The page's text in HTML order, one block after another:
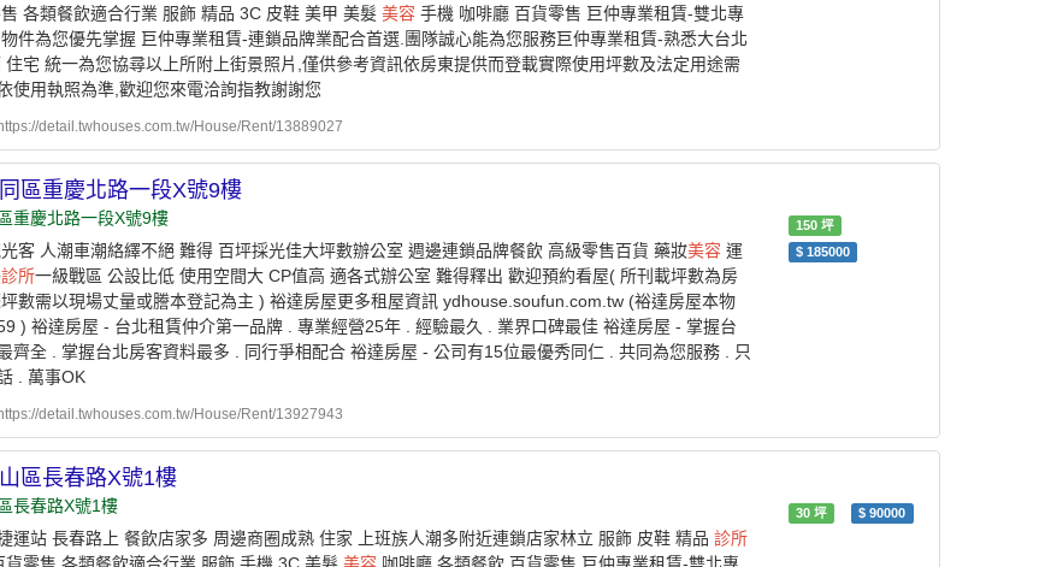
各類餐飲適合行業 服飾 精品 3C 皮鞋 美甲 美髮 美容 手機 咖啡廳 百貨零售 巨仲專業租賃-雙北專
件為您優先掌握 巨仲專業租賃-連鎖品牌業配合首選.團隊誠心能為您服務巨仲專業租賃-熟悉大台北
住宅 統一為您協尋以上所附上街景照片,僅供參考資訊依房東提供而登載實際使用坪數及法定用途需
使用執照為準,歡迎您來電洽詢指教謝謝您
detail.twhouses.com.tw/House/Rent/13889027
區重慶北路一段X號9樓
150坪
$ 185000
重慶北路一段X號9樓
客 人潮車潮絡繹不絕 難得 百坪採光佳大坪數辦公室 週邊連鎖品牌餐飲 高級零售百貨 藥妝美容 運
診所一級戰區 公設比低 使用空間大 CP值高 適各式辦公室 難得釋出 歡迎預約看屋( 所刊載坪數為房
數需以現場丈量或謄本登記為主 ) 裕達房屋更多租屋資訊 ydhouse.soufun.com.tw (裕達房屋本物
) 裕達房屋 - 台北租賃仲介第一品牌 . 專業經營25年 . 經驗最久 . 業界口碑最佳 裕達房屋 - 掌握台
齊全 . 掌握台北房客資料最多 . 同行爭相配合 裕達房屋 - 公司有15位最優秀同仁 . 共同為您服務 . 只
. 萬事OK
detail.twhouses.com.tw/House/Rent/13927943
區長春路X號1樓
30坪 $90000
長春路X號1樓
運站 長春路上 餐飲店家多 周邊商圈成熟 住家 上班族人潮多附近連鎖店家林立 服飾 皮鞋 精品 診所